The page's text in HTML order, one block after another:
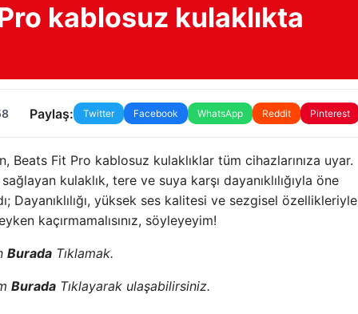
kablosuz kulaklıkta
Paylaş: Twitter Facebook WhatsApp Reddit Pinterest
Beats Fit Pro kablosuz kulaklıklar tüm cihazlarınıza uyar.
kulaklık, tere ve suya karşı dayanıklılığıyla öne
Dayanıklılığı, yüksek ses kalitesi ve sezgisel özellikleriyle
kaçırmamalısınız, söyleyeyim!
Burada Tıklamak.
Burada Tıklayarak ulaşabilirsiniz.